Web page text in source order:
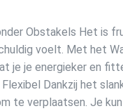
Obstakels Het is
voelt. Met het
je je energieker en
Dankzij het
te verplaatsen. Je